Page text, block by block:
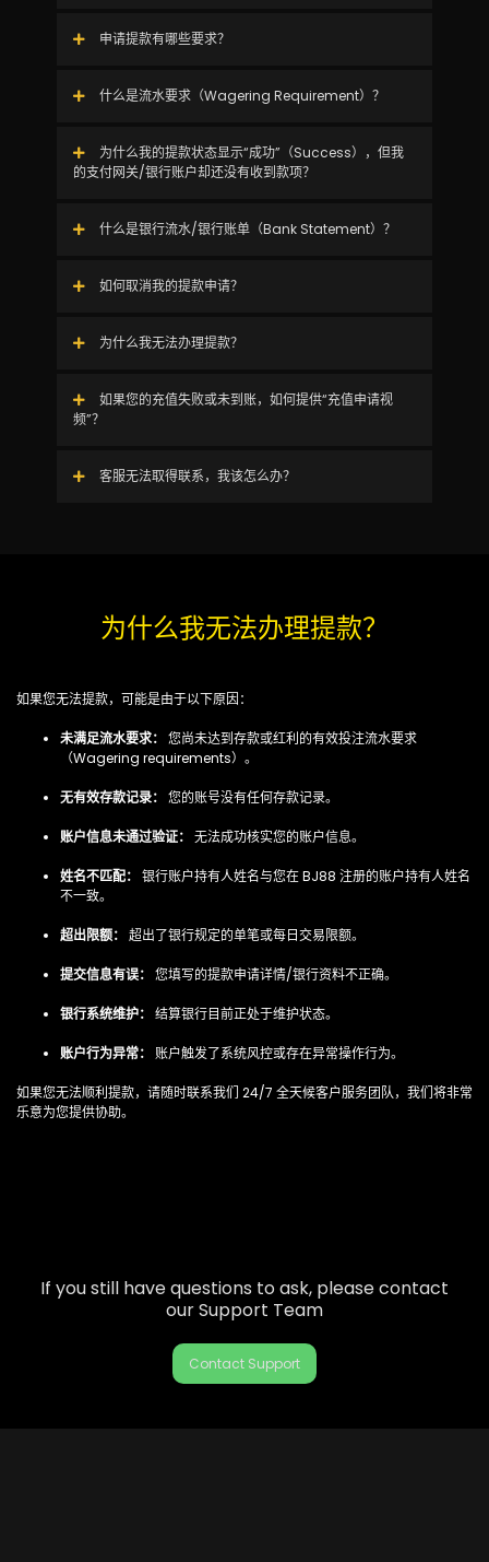
申请提款有哪些要求？
什么是流水要求（Wagering Requirement）？
为什么我的提款状态显示“成功”（Success），但我
的支付网关/银行账户却还没有收到款项？
什么是银行流水/银行账单（Bank Statement）？
如何取消我的提款申请？
为什么我无法办理提款？
如果您的充值失败或未到账，如何提供“充值申请视
频”？
客服无法取得联系，我该怎么办？
为什么我无法办理提款？
如果您无法提款，可能是由于以下原因：
未满足流水要求： 您尚未达到存款或红利的有效投注流水要求
（Wagering requirements）。
无有效存款记录： 您的账号没有任何存款记录。
账户信息未通过验证： 无法成功核实您的账户信息。
姓名不匹配： 银行账户持有人姓名与您在 BJ88 注册的账户持有人姓名
不一致。
超出限额： 超出了银行规定的单笔或每日交易限额。
提交信息有误： 您填写的提款申请详情/银行资料不正确。
银行系统维护： 结算银行目前正处于维护状态。
账户行为异常： 账户触发了系统风控或存在异常操作行为。
如果您无法顺利提款，请随时联系我们 24/7 全天候客户服务团队，我们将非常
乐意为您提供协助。
If you still have questions to ask, please contact
our Support Team
Contact Support